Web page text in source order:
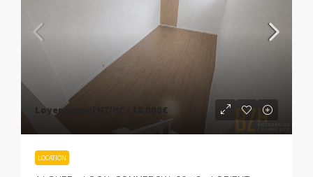
Loyer annuel HT/HC : 18 000€
LOCATION